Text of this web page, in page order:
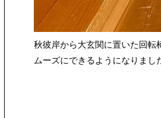
秋彼岸から大玄関に置いた回
ムーズにできるようになりまし